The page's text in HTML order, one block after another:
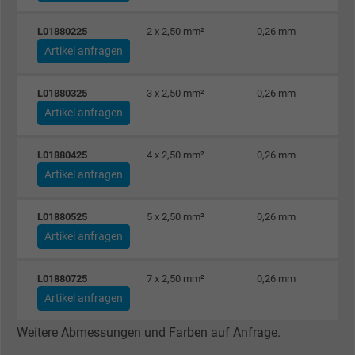
Name NID, Google Maps
Laufzeit 6 Monate
Zweck
eines wiederkehrenden Benutzers
Die ID wird für gezielte Werbung genutzt.
Name _fbp, Facebook Pixel
Laufzeit 1 Jahr
Cookie von Facebook für Website-Analyse,
L01880225 2 x 2,50 mm² 0,26 mm
Artikel anfragen
L01880325 3 x 2,50 mm² 0,26 mm
Artikel anfragen
L01880425 4 x 2,50 mm² 0,26 mm
Artikel anfragen
L01880525 5 x 2,50 mm² 0,26 mm
Artikel anfragen
L01880725 7 x 2,50 mm² 0,26 mm
Artikel anfragen
Weitere Abmessungen und Farben auf Anfrage.